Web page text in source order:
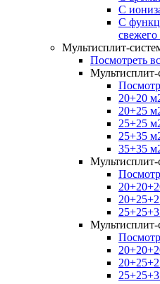
С
С
свежего
Мультисплит-
Посмотреть
20+20
20+25
25+25
25+35
35+35